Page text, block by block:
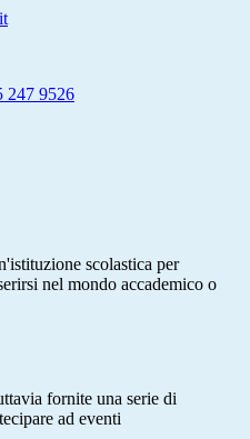
247 9526
scolastica per
nel mondo accademico o
fornite una serie di
ad eventi